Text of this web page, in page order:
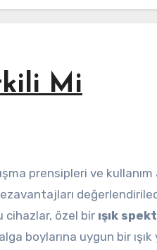
Mi
prensipleri ve
cihazlar, özel bir ışık
boylarına uygun bir ışık